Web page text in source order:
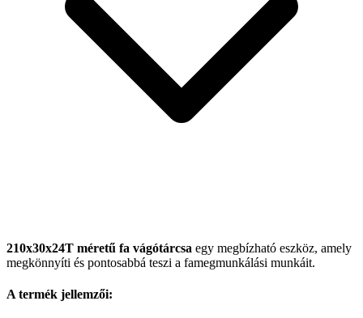
210x30x24T méretű fa vágótárcsa egy megbízható eszköz, amely
megkönnyíti és pontosabbá teszi a famegmunkálási munkáit.
A termék jellemzői: